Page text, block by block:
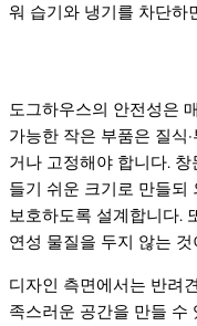
워 습기와 냉기를 차단하
도그하우스의 안전성은
가능한 작은 부품은 질식
거나 고정해야 합니다.
들기 쉬운 크기로 만들되
보호하도록 설계합니다.
연성 물질을 두지 않는
디자인 측면에서는 반려
족스러운 공간을 만들 수